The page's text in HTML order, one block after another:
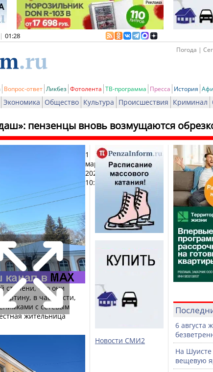
| 01:28
Погода |
Вопрос-ответ Ликбез Фотолента ТВ-программа Пресса История
Экономика Общество Культура Происшествия Криминал
пензенцы вновь возмущаются
1
марта
2025,
10:20
Печать
степени, что они
в частности,
с сетевым
жительница
Новости СМИ2
6 августа
На Шуисте
вещевую